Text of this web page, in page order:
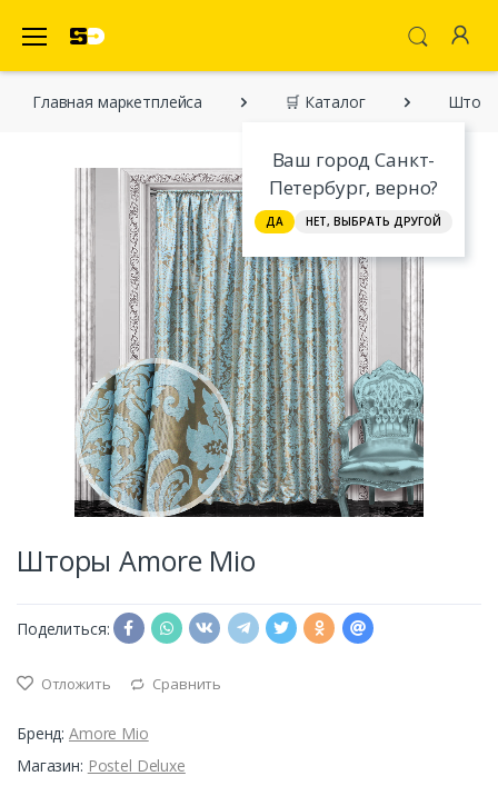
Ваш город Санкт-
Петербург, верно?
ДА НЕТ, ВЫБРАТЬ ДРУГОЙ
Главная марĸетплейса 🛒 Каталог
Шторы Amore Mio
Поделиться:
Отложить Сравнить
Бренд: Amore Mio
Магазин: Postel Deluxe